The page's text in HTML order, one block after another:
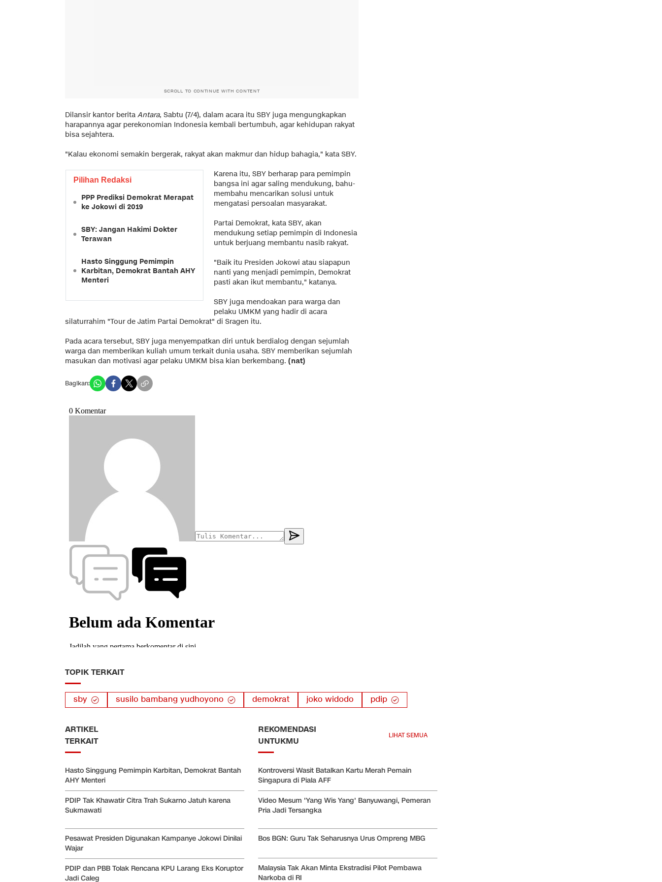
SCROLL TO CONTINUE WITH CONTENT
Dilansir kantor berita Antara, Sabtu (7/4), dalam acara itu SBY juga mengungkapkan
harapannya agar perekonomian Indonesia kembali bertumbuh, agar kehidupan rakyat
bisa sejahtera.
"Kalau ekonomi semakin bergerak, rakyat akan makmur dan hidup bahagia," kata SBY.
Pilihan Redaksi
PPP Prediksi Demokrat Merapat
ke Jokowi di 2019
SBY: Jangan Hakimi Dokter
Terawan
Hasto Singgung Pemimpin
Karbitan, Demokrat Bantah AHY
Menteri
Karena itu, SBY berharap para pemimpin
bangsa ini agar saling mendukung, bahu-
membahu mencarikan solusi untuk
mengatasi persoalan masyarakat.
Partai Demokrat, kata SBY, akan
mendukung setiap pemimpin di Indonesia
untuk berjuang membantu nasib rakyat.
"Baik itu Presiden Jokowi atau siapapun
nanti yang menjadi pemimpin, Demokrat
pasti akan ikut membantu," katanya.
SBY juga mendoakan para warga dan
pelaku UMKM yang hadir di acara
silaturrahim "Tour de Jatim Partai Demokrat" di Sragen itu.
Pada acara tersebut, SBY juga menyempatkan diri untuk berdialog dengan sejumlah
warga dan memberikan kuliah umum terkait dunia usaha. SBY memberikan sejumlah
masukan dan motivasi agar pelaku UMKM bisa kian berkembang. (nat)
Bagikan:
TOPIK TERKAIT
sby susilo bambang yudhoyono demokrat joko widodo pdip
ARTIKEL
TERKAIT
Hasto Singgung Pemimpin Karbitan, Demokrat Bantah
AHY Menteri
PDIP Tak Khawatir Citra Trah Sukarno Jatuh karena
Sukmawati
Pesawat Presiden Digunakan Kampanye Jokowi Dinilai
Wajar
PDIP dan PBB Tolak Rencana KPU Larang Eks Koruptor
Jadi Caleg
REKOMENDASI
UNTUKMU
LIHAT SEMUA
Kontroversi Wasit Batalkan Kartu Merah Pemain
Singapura di Piala AFF
Video Mesum 'Yang Wis Yang' Banyuwangi, Pemeran
Pria Jadi Tersangka
Bos BGN: Guru Tak Seharusnya Urus Ompreng MBG
Malaysia Tak Akan Minta Ekstradisi Pilot Pembawa
Narkoba di RI